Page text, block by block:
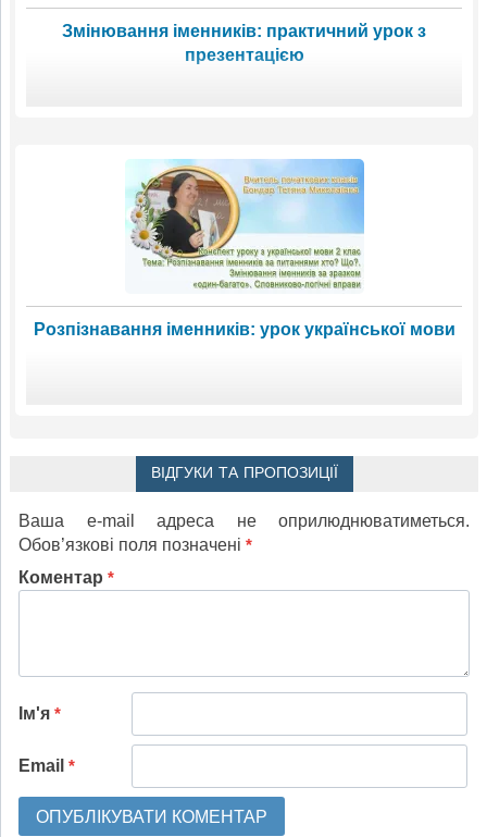
Змінювання іменників: практичний урок з
презентацією
Розпізнавання іменників: урок української мови
ВІДГУКИ ТА ПРОПОЗИЦІЇ
Ваша e-mail адреса не оприлюднюватиметься.
Обов’язкові поля позначені *
Коментар *
Ім'я *
Email *